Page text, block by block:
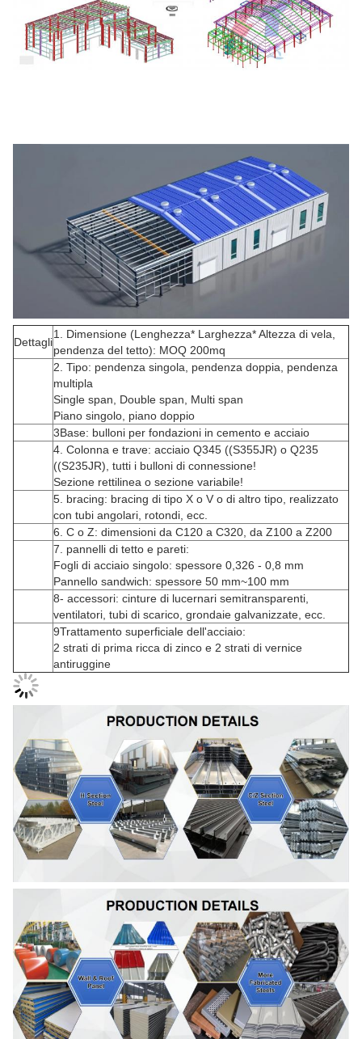
Dettagli
1. Dimensione (Lenghezza* Larghezza* Altezza di vela,
pendenza del tetto): MOQ 200mq
2. Tipo: pendenza singola, pendenza doppia, pendenza
multipla
Single span, Double span, Multi span
Piano singolo, piano doppio
3Base: bulloni per fondazioni in cemento e acciaio
4. Colonna e trave: acciaio Q345 ((S355JR) o Q235
((S235JR), tutti i bulloni di connessione!
Sezione rettilinea o sezione variabile!
5. bracing: bracing di tipo X o V o di altro tipo, realizzato
con tubi angolari, rotondi, ecc.
6. C o Z: dimensioni da C120 a C320, da Z100 a Z200
7. pannelli di tetto e pareti:
Fogli di acciaio singolo: spessore 0,326 - 0,8 mm
Pannello sandwich: spessore 50 mm~100 mm
8- accessori: cinture di lucernari semitransparenti,
ventilatori, tubi di scarico, grondaie galvanizzate, ecc.
9Trattamento superficiale dell'acciaio:
2 strati di prima ricca di zinco e 2 strati di vernice
antiruggine